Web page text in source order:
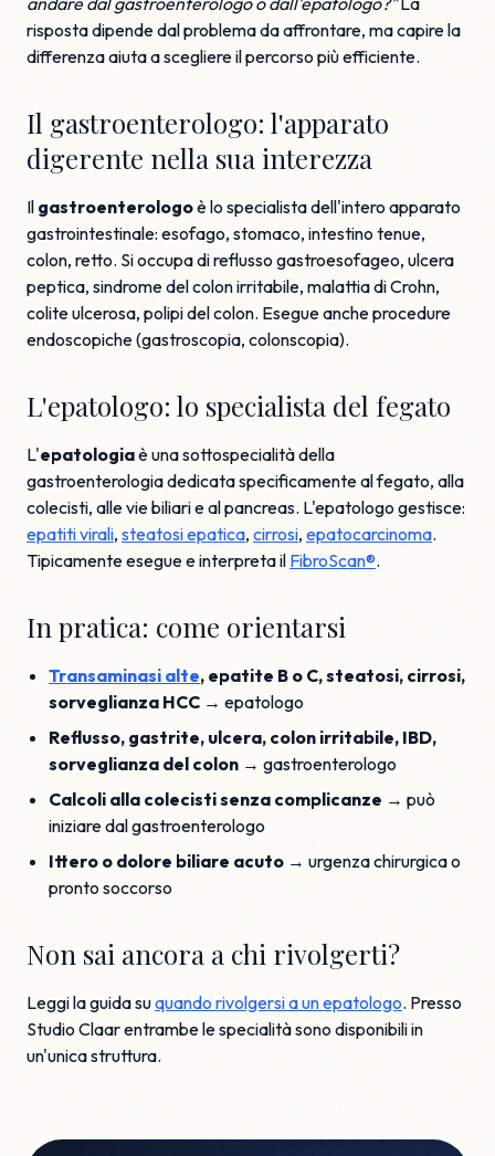
risposta dipende dal problema da affrontare, ma capire la
differenza aiuta a scegliere il percorso più efficiente.
Il gastroenterologo: l'apparato
digerente nella sua interezza
Il gastroenterologoè lo specialista dell'intero apparato
gastrointestinale: esofago, stomaco, intestino tenue,
colon, retto. Si occupa di reflusso gastroesofageo, ulcera
peptica, sindrome del colon irritabile, malattia di Crohn,
colite ulcerosa, polipi del colon. Esegue anche procedure
endoscopiche (gastroscopia, colonscopia).
L'epatologo: lo specialista del fegato
L'epatologiaè una sottospecialità della
gastroenterologia dedicata specificamente al fegato, alla
colecisti, alle vie biliari e al pancreas. L'epatologo gestisce:
epatiti virali, steatosi epatica, cirrosi, epatocarcinoma.
Tipicamente esegue e interpreta il FibroScan®.
In pratica: come orientarsi
Transaminasi alte, epatite B o C, steatosi, cirrosi,
sorveglianza HCC → epatologo
Reflusso, gastrite, ulcera, colon irritabile, IBD,
sorveglianza del colon → gastroenterologo
Calcoli alla colecisti senza complicanze → può
iniziare dal gastroenterologo
Ittero o dolore biliare acuto → urgenza chirurgica o
pronto soccorso
Non sai ancora a chi rivolgerti?
Leggi la guida suquando rivolgersi a un epatologo. Presso
Studio Claar entrambe le specialità sono disponibili in
un'unica struttura.